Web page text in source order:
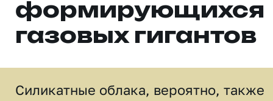
формирующихся
газовых гигантов
Силикатные облака, вероятно, также